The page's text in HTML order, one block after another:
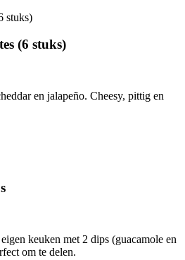
(6 stuks)
en jalapeño. Cheesy, pittig en
keuken met 2 dips (guacamole en
om te delen.